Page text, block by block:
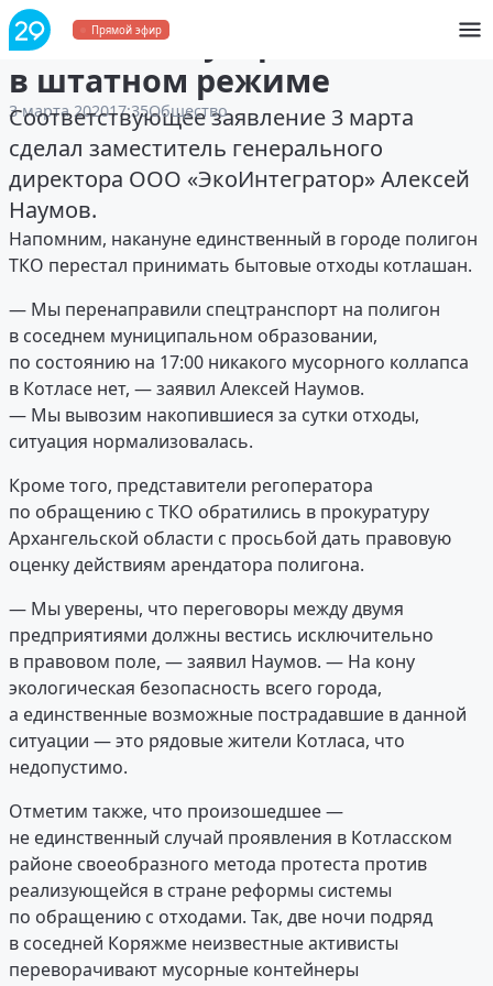
Прямой эфир
В Котласе мусор вывозят
в штатном режиме
3 марта 202017:35Общество
Соответствующее заявление 3 марта
сделал заместитель генерального
директора ООО «ЭкоИнтегратор» Алексей
Наумов.
Напомним, накануне единственный в городе полигон
ТКО перестал принимать бытовые отходы котлашан.
— Мы перенаправили спецтранспорт на полигон
в соседнем муниципальном образовании,
по состоянию на 17:00 никакого мусорного коллапса
в Котласе нет, — заявил Алексей Наумов.
— Мы вывозим накопившиеся за сутки отходы,
ситуация нормализовалась.
Кроме того, представители регоператора
по обращению с ТКО обратились в прокуратуру
Архангельской области с просьбой дать правовую
оценку действиям арендатора полигона.
— Мы уверены, что переговоры между двумя
предприятиями должны вестись исключительно
в правовом поле, — заявил Наумов. — На кону
экологическая безопасность всего города,
а единственные возможные пострадавшие в данной
ситуации — это рядовые жители Котласа, что
недопустимо.
Отметим также, что произошедшее —
не единственный случай проявления в Котласском
районе своеобразного метода протеста против
реализующейся в стране реформы системы
по обращению с отходами. Так, две ночи подряд
в соседней Коряжме неизвестные активисты
переворачивают мусорные контейнеры